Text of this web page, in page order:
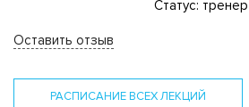
Статус: тренер
Оставить отзыв
РАСПИСАНИЕ ВСЕХ ЛЕКЦИЙ